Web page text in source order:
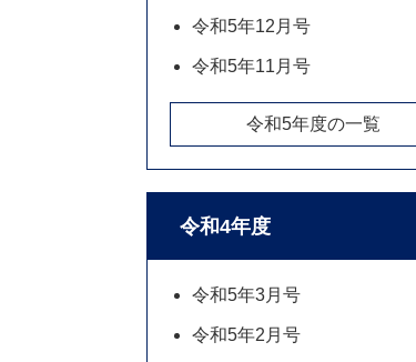
令和5年12月号
令和5年11月号
令和5年度の一覧
令和4年度
令和5年3月号
令和5年2月号